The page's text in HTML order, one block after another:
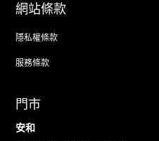
網站條款
隱私權條款
服務條款
門市
安和